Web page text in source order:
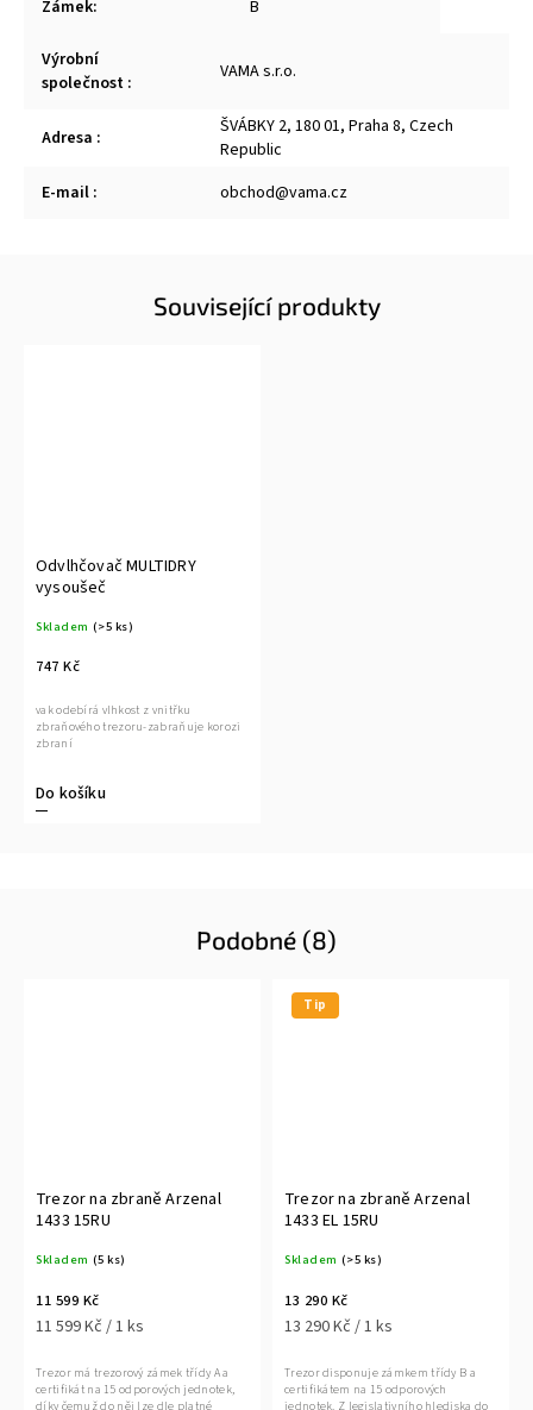
Zámek: B
Výrobní
společnost : VAMA s.r.o.
Adresa :
ŠVÁBKY 2, 180 01, Praha 8, Czech
Republic
E-mail : obchod@vama.cz
Související produkty
Odvlhčovač MULTIDRY
vysoušeč
Skladem (>5 ks)
747 Kč
Do košíku
vak odebírá vlhkost z vnitřku
zbraňového trezoru-zabraňuje korozi
zbraní
Podobné (8)
Trezor na zbraně Arzenal
1433 15RU
Skladem (5 ks)
11 599 Kč
11 599 Kč / 1 ks
Trezor má trezorový zámek třídy A a
certifikát na 15 odporových jednotek,
Tip
Trezor na zbraně Arzenal
1433 EL 15RU
Skladem (>5 ks)
13 290 Kč
13 290 Kč / 1 ks
Trezor disponuje zámkem třídy B a
certifikátem na 15 odporových